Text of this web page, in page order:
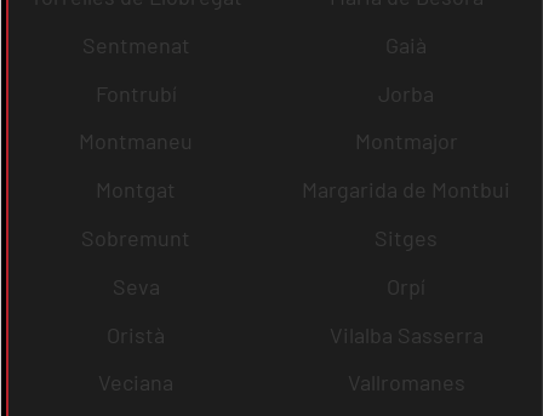
Sentmenat
Gaià
Fontrubí
Jorba
Montmaneu
Montmajor
Montgat
Margarida de Montbui
Sobremunt
Sitges
Seva
Orpí
Oristà
Vilalba Sasserra
Veciana
Vallromanes